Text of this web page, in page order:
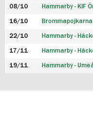
08/10 Hammarby - KIF
16/10 Brommapojkarna
22/10 Hammarby -
17/11 Hammarby -
19/11 Hammarby -